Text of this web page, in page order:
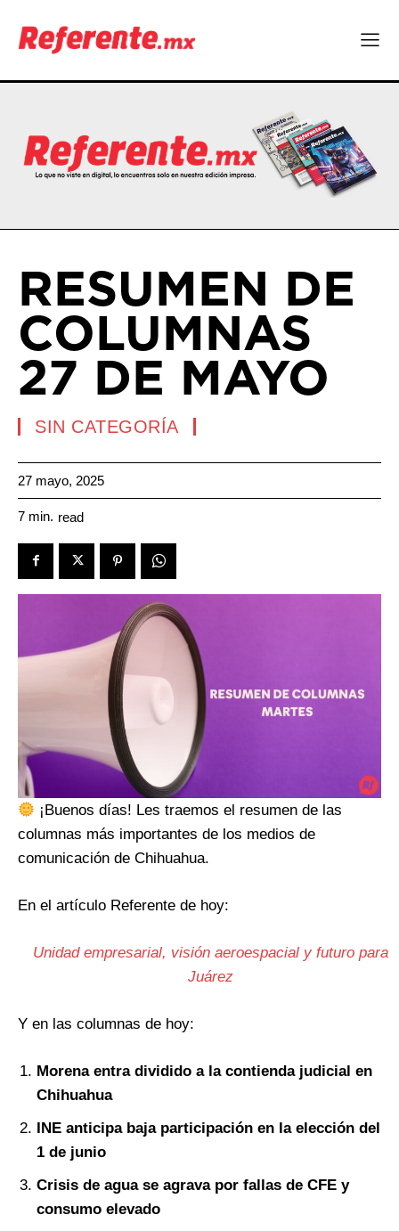
RESUMEN DE
COLUMNAS
27 DE MAYO
SIN CATEGORÍA
27 mayo, 2025
7 min. read
¡Buenos días! Les traemos el resumen de las
columnas más importantes de los medios de
comunicación de Chihuahua.
En el artículo Referente de hoy:
Unidad empresarial, visión aeroespacial y futuro para
Juárez
Y en las columnas de hoy:
Morena entra dividido a la contienda judicial en
Chihuahua
INE anticipa baja participación en la elección del
1 de junio
Crisis de agua se agrava por fallas de CFE y
consumo elevado